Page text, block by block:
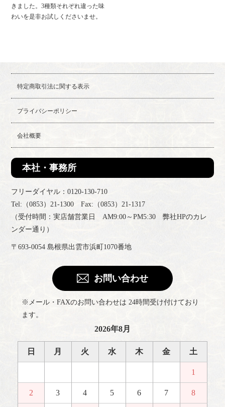
きました。3種類それぞれ違った味
わいを是非お試しくださいませ。
特定商取引法に関する表示
プライバシーポリシー
会社概要
本社・事務所
フリーダイヤル：0120-130-710
Tel:（0853）21-1300 Fax:（0853）21-1317
（受付時間：実店舗営業日 AM9:00～PM5:30 弊社HPのカレ
ンダー通り）
〒693-0054 島根県出雲市浜町1070番地
お問い合わせ
※メール・FAXのお問い合わせは 24時間受け付けており
ます。
2026年8月
日 月 火 水 木 金 土
1
2 3 4 5 6 7 8